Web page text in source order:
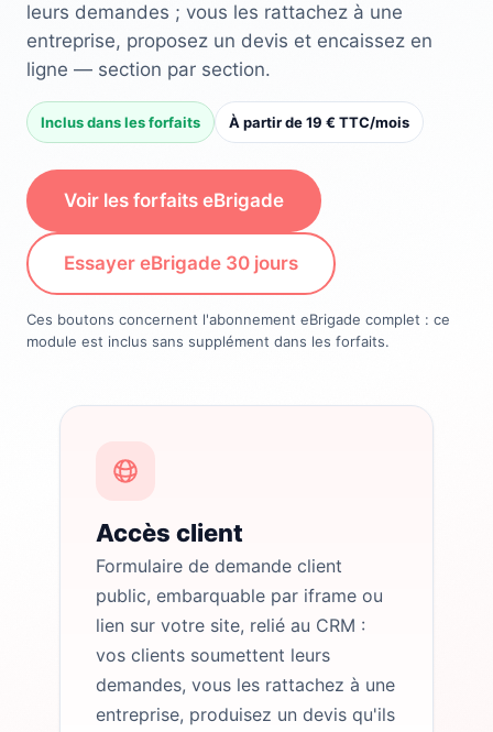
leurs demandes ; vous les rattachez à une
entreprise, proposez un devis et encaissez en
ligne — section par section.
Inclus dans les forfaits À partir de 19 € TTC/mois
Voir les forfaits eBrigade
Essayer eBrigade 30 jours
Ces boutons concernent l'abonnement eBrigade complet : ce
module est inclus sans supplément dans les forfaits.
Accès client
Formulaire de demande client
public, embarquable par iframe ou
lien sur votre site, relié au CRM :
vos clients soumettent leurs
demandes, vous les rattachez à une
entreprise, produisez un devis qu'ils